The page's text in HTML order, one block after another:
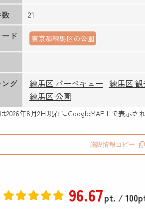
21
ド
東京都練馬区の公園
グ
練馬区 バーベキュー 練馬区
練馬区 公園
2026年8月2日現在にGoogleMAP上で表示さ
施設情報コピー
96.67pt. /